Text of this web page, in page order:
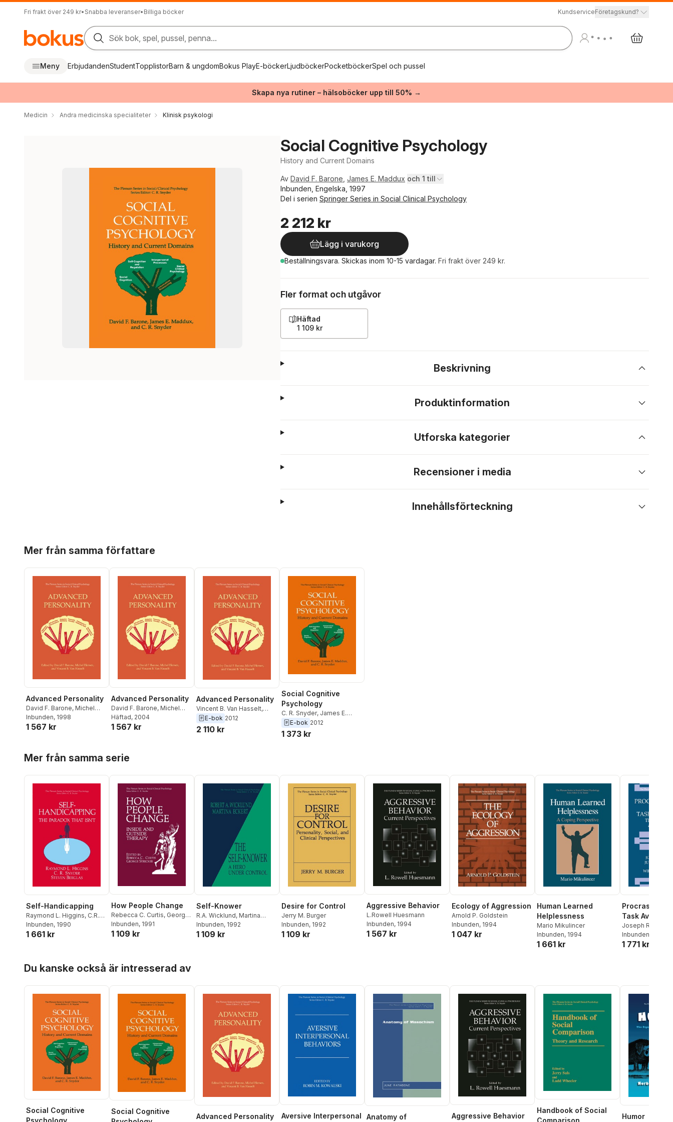
Fri frakt över 249 kr• Snabba leveranser• Billiga böcker KundserviceFöretagskund?
Sök bok, spel, pussel, penna...
Meny ErbjudandenStudentTopplistorBarn & ungdomBokus PlayE-böckerLjudböckerPocketböckerSpel och pussel
Skapa nya rutiner – hälsoböcker upp till 50% →
Medicin Andra medicinska specialiteter Klinisk psykologi
Social Cognitive Psychology
History and Current Domains
Av David F. Barone James E. Maddux och 1 till
Inbunden, Engelska, 1997
Del i serien Springer Series in Social Clinical Psychology
2 212 kr
Lägg i varukorg
Beställningsvara. Skickas inom 10-15 vardagar. Fri frakt över 249 kr.
Fler format och utgåvor
Häftad
1 109 kr
Beskrivning
Produktinformation
Utforska kategorier
Recensioner i media
Innehållsförteckning
Mer från samma författare
Advanced Personality
David F. Barone, Michel
Hersen,Vincent B. Van
Hasselt
Inbunden, 1998
1 567 kr
Advanced Personality
David F. Barone, Michel
Hersen ,Vincent B. Van
Hasselt
Häftad, 2004
1 567 kr
Advanced Personality
Vincent B. Van Hasselt,
Michel Hersen
Barone
E-bok 2012
2 110 kr
Social Cognitive
Psychology
C. R. Snyder, James E.
Maddux, David F. Barone
E-bok 2012
1 373 kr
Mer från samma serie
Self-Handicapping
Raymond L. Higgins, C.R.
Snyder,Steven Berglas
Inbunden, 1990
1 661 kr
How People Change
Rebecca C. Curtis, George
Stricker
Inbunden, 1991
1 109 kr
Self-Knower
R.A. Wicklund, Martina
Eckert
Inbunden, 1992
1 109 kr
Desire for Control
Jerry M. Burger
Inbunden, 1992
1 109 kr
Aggressive Behavior
L.Rowell Huesmann
Inbunden, 1994
1 567 kr
Ecology of Aggression
Arnold P. Goldstein
Inbunden, 1994
1 047 kr
Human Learned
Helplessness
Mario Mikulincer
Inbunden, 1994
1 661 kr
Task
Joseph R. Ferrari
Johnson,
McCown
Inbunden
1 771 kr
Du kanske också är intresserad av
Social Cognitive
Social Cognitive
Advanced Personality
Aversive Interpersonal
Anatomy of Aggressive Behavior
Handbook of Social
Comparison
Humor